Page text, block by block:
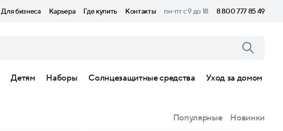
Для бизнеса Карьера Где купить Контакты пн-пт с 9 до 18 8 800 777 85 49
Детям Наборы Солнцезащитные средства
Уход за домом
Популярные Новинки